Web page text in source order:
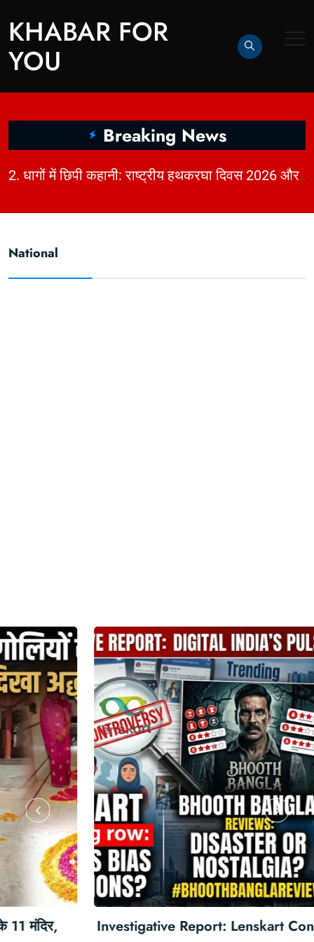
KHABAR FOR
YOU
Breaking News
2. धागों में छिपी कहानी: राष्ट्रीय हथकरघा दिवस 2026 और भारत की बुनाई विरासत | KhabarForYou
National
Investigative Report: Lenskart Controversy,